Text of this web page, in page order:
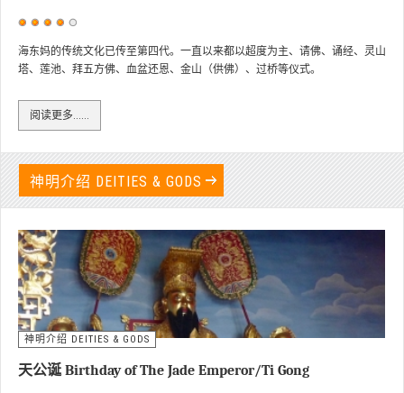
用
户
评
海东妈的传统文化已传至第四代。一直以来都以超度为主、请佛、诵经、灵山
塔、莲池、拜五方佛、血盆还恩、金山（供佛）、过桥等仪式。
阅读更多……
神明介绍 DEITIES & GODS
神明介绍 DEITIES & GODS
天公诞 Birthday of The Jade Emperor/Ti Gong